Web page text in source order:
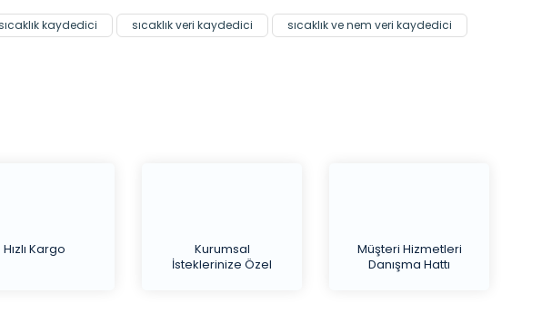
kaydedici sıcaklık veri kaydedici
sıcaklık ve nem veri kaydedici
Hızlı Kargo
Kurumsal
İsteklerinize Özel
Müşteri Hizmetleri
Danışma Hattı